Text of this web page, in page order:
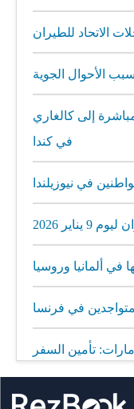
الاتحاد للطيران
الأحوال الجوية
إلى كالغاري
في كندا
في نيوزيلندا
2026
في ألمانيا وروسيا
في فرنسا
تأمين السفر
إلزامي